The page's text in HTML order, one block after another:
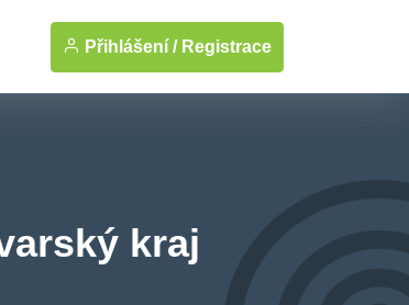
Přihlášení / Registrace
kraj